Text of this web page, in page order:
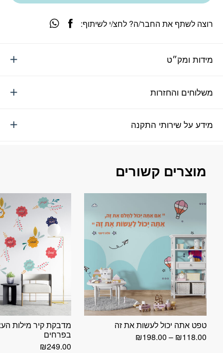
מידות ומק״ט
משלוחים והחזרות
מידע על שירותי התקנה
רוצה לשתף את החבר/ה? לחצ/י לשיתוף:
מוצרים קשורים
טפט אתה יכול לעשות את זה
₪118.00
–
₪198.00
מדבקת קיר מילות
בפרחים
₪249.00